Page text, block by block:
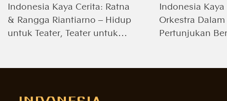
Indonesia Kaya Cerita: Ratna
& Rangga Riantiarno – Hidup
untuk Teater, Teater untuk
Indonesia
Orkestra
Pertunjukan